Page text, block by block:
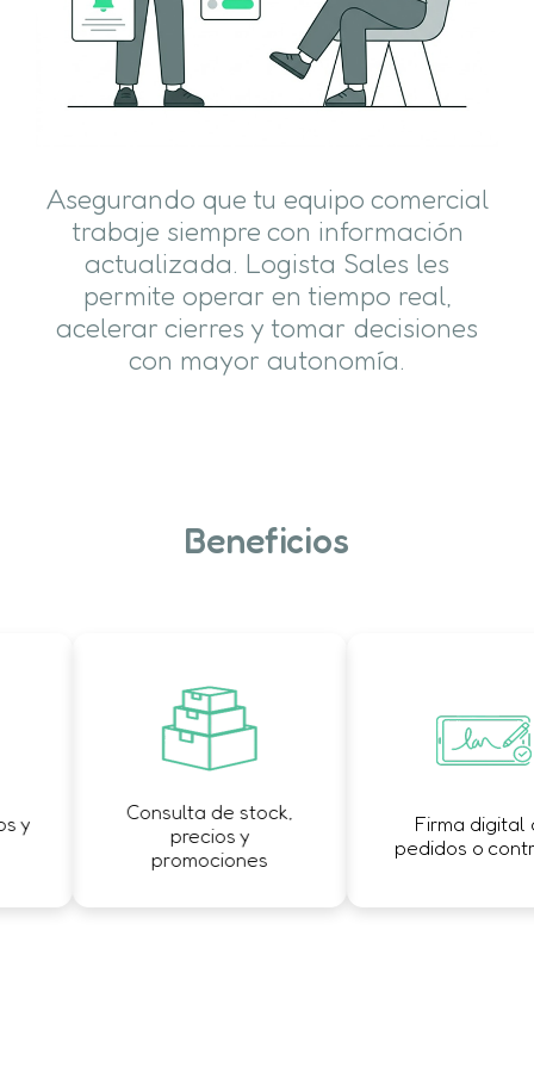
Asegurando que tu equipo comercial
trabaje siempre con información
actualizada. Logista Sales les
permite operar en tiempo real,
acelerar cierres y tomar decisiones
con mayor autonomía.
Beneficios
y
Consulta de stock,
precios y
promociones
Firma digital
pedidos o